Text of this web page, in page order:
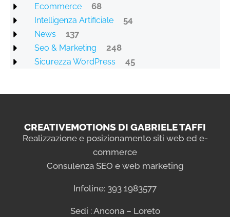
Ecommerce 68
Intelligenza Artificiale 54
News 137
Seo & Marketing 248
Sicurezza WordPress 45
CREATIVEMOTIONS DI GABRIELE TAFFI
Realizzazione e posizionamento siti web ed e-
commerce
Consulenza SEO e web marketing
Infoline: 393 1983577
Sedi : Ancona – Loreto